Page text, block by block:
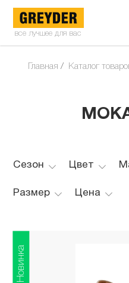
все лучшее для вас
Главная Каталог
Сезон Цвет
Размер Цена
Новинка